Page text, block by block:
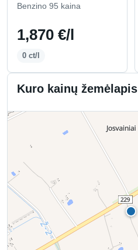
Benzino 95 kaina
1,870 €/l
0 ct/l
Kuro kainų žemėlapis